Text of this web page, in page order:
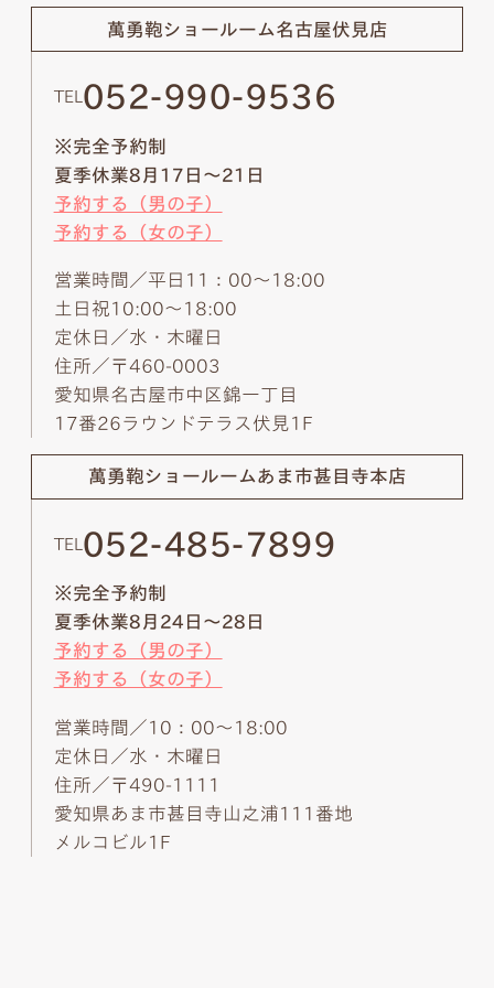
萬勇鞄ショールーム名古屋伏見店
TEL 052-990-9536
※完全予約制
夏季休業8月17日～21日
予約する（男の子）
予約する（女の子）
営業時間／平日11：00～18:00
土日祝10:00～18:00
定休日／水・木曜日
住所／〒460-0003
愛知県名古屋市中区錦一丁目
17番26ラウンドテラス伏見1F
萬勇鞄ショールームあま市甚目寺本店
TEL 052-485-7899
※完全予約制
夏季休業8月24日～28日
予約する（男の子）
予約する（女の子）
営業時間／10：00～18:00
定休日／水・木曜日
住所／〒490-1111
愛知県あま市甚目寺山之浦111番地
メルコビル1F